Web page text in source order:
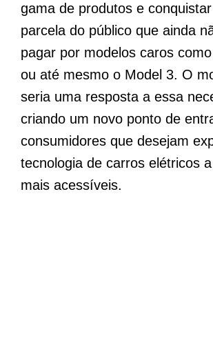
gama de produtos e
parcela do público que ainda
pagar por modelos caros
ou até mesmo o Model 3. O
seria uma resposta a essa
criando um novo ponto de
consumidores que desejam
tecnologia de carros elétricos
mais acessíveis.